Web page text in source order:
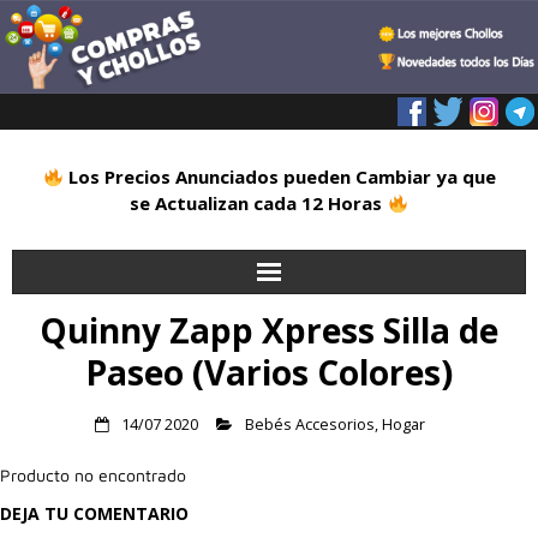
Los Precios Anunciados pueden Cambiar ya que
se Actualizan cada 12 Horas
Inicio
Alimentación
Deportes
Quinny Zapp Xpress Silla de
Paseo (Varios Colores)
14/07 2020 Bebés Accesorios,Hogar
Producto no encontrado
DEJA TU COMENTARIO